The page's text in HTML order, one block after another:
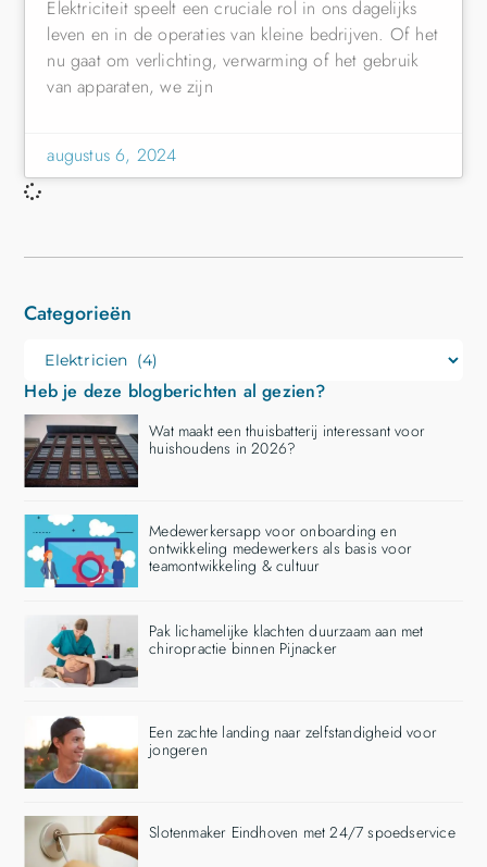
Categorieën
Heb je deze blogberichten al gezien?
Wat maakt een thuisbatterij interessant voor
huishoudens in 2026?
Medewerkersapp voor onboarding en
ontwikkeling medewerkers als basis voor
teamontwikkeling & cultuur
Pak lichamelijke klachten duurzaam aan met
chiropractie binnen Pijnacker
Een zachte landing naar zelfstandigheid voor
jongeren
Slotenmaker Eindhoven met 24/7 spoedservice
Elektriciteit speelt een cruciale rol in ons dagelijks
leven en in de operaties van kleine bedrijven. Of het
nu gaat om verlichting, verwarming of het gebruik
van apparaten, we zijn
augustus 6, 2024